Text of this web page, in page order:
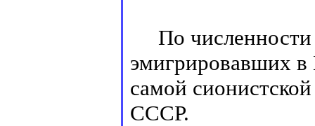
По численности
эмигрировавших
самой
СССР.